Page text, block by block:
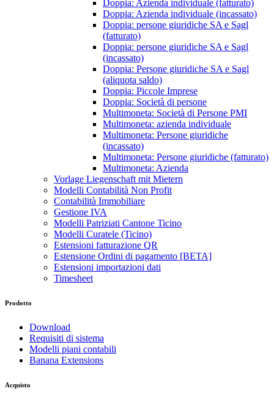
Doppia: Azienda individuale (fatturato)
Doppia: Azienda individuale (incassato)
Doppia: persone giuridiche SA e Sagl
(fatturato)
Doppia: persone giuridiche SA e Sagl
(incassato)
Doppia: Persone giuridiche SA e Sagl
(aliquota saldo)
Doppia: Piccole Imprese
Doppia: Società di persone
Multimoneta: Società di Persone PMI
Multimoneta: azienda individuale
Multimoneta: Persone giuridiche
(incassato)
Multimoneta: Persone giuridiche (fatturato)
Multimoneta: Azienda
Vorlage Liegenschaft mit Mietern
Modelli Contabilità Non Profit
Contabilità Immobiliare
Gestione IVA
Modelli Patriziati Cantone Ticino
Modelli Curatele (Ticino)
Estensioni fatturazione QR
Estensione Ordini di pagamento [BETA]
Estensioni importazioni dati
Timesheet
Prodotto
Download
Requisiti di sistema
Modelli piani contabili
Banana Extensions
Acquisto